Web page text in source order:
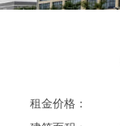
租金价格：